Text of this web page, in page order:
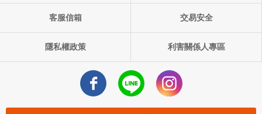
客服信箱 交易安全
隱私權政策 利害關係人專區